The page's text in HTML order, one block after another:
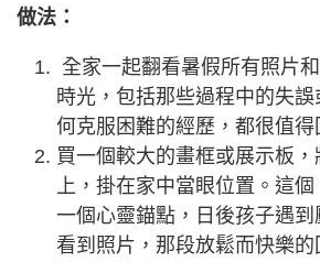
做法：
全家一起翻看暑假所有照片
時光，包括那些過程中的失
何克服困難的經歷，都很值得
買一個較大的畫框或展示板
上，掛在家中當眼位置。這
一個心靈錨點，日後孩子遇
看到照片，那段放鬆而快樂